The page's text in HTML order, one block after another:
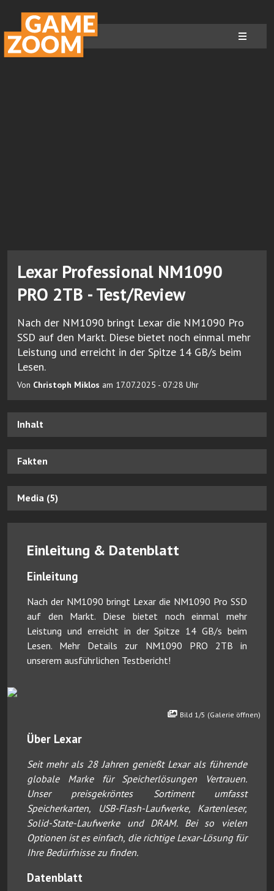
Lexar Professional NM1090
PRO 2TB - Test/Review
Nach der NM1090 bringt Lexar die NM1090 Pro
SSD auf den Markt. Diese bietet noch einmal mehr
Leistung und erreicht in der Spitze 14 GB/s beim
Lesen.
Von Christoph Miklos am 17.07.2025 - 07:28 Uhr
Inhalt
Fakten
Media (5)
Einleitung & Datenblatt
Einleitung
Nach der NM1090 bringt Lexar die NM1090 Pro SSD
auf den Markt. Diese bietet noch einmal mehr
Leistung und erreicht in der Spitze 14 GB/s beim
Lesen. Mehr Details zur NM1090 PRO 2TB in
unserem ausführlichen Testbericht!
Bild 1/5 (Galerie öffnen)
Über Lexar
Seit mehr als 28 Jahren genießt Lexar als führende
globale Marke für Speicherlösungen Vertrauen.
Unser preisgekröntes Sortiment umfasst
Speicherkarten, USB-Flash-Laufwerke, Kartenleser,
Solid-State-Laufwerke und DRAM. Bei so vielen
Optionen ist es einfach, die richtige Lexar-Lösung für
Ihre Bedürfnisse zu finden.
Datenblatt